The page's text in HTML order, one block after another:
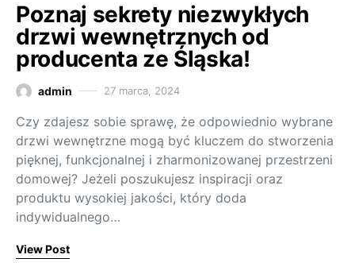
Poznaj sekrety niezwykłych
drzwi wewnętrznych od
producenta ze Śląska!
admin 27 marca, 2024
Czy zdajesz sobie sprawę, że odpowiednio wybrane
drzwi wewnętrzne mogą być kluczem do stworzenia
pięknej, funkcjonalnej i zharmonizowanej przestrzeni
domowej? Jeżeli poszukujesz inspiracji oraz
produktu wysokiej jakości, który doda
indywidualnego…
View Post